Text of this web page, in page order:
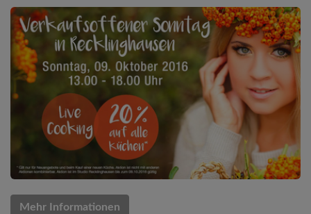
Mehr Informationen